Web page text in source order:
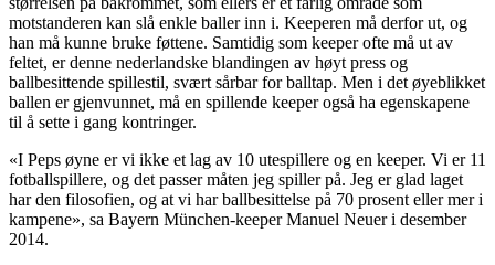
motstanderen kan slå enkle baller inn i. Keeperen må derfor ut, og
han må kunne bruke føttene. Samtidig som keeper ofte må ut av
feltet, er denne nederlandske blandingen av høyt press og
ballbesittende spillestil, svært sårbar for balltap. Men i det øyeblikket
ballen er gjenvunnet, må en spillende keeper også ha egenskapene
til å sette i gang kontringer.
«I Peps øyne er vi ikke et lag av 10 utespillere og en keeper. Vi er 11
fotballspillere, og det passer måten jeg spiller på. Jeg er glad laget
har den filosofien, og at vi har ballbesittelse på 70 prosent eller mer i
kampene», sa Bayern München-keeper Manuel Neuer i desember
2014.